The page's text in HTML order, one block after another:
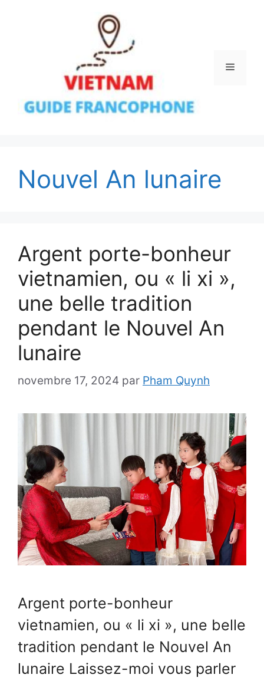
Menu
Nouvel An lunaire
Argent porte-bonheur
vietnamien, ou « li xi »,
une belle tradition
pendant le Nouvel An
lunaire
novembre 17, 2024 par Pham Quynh
Argent porte-bonheur
vietnamien, ou « li xi », une belle
tradition pendant le Nouvel An
lunaire Laissez-moi vous parler